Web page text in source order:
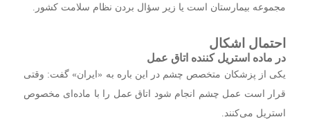
مجموعه بیمارستان است یا زیر سؤال بردن نظام سلامت کشور.
احتمال اشکال
در ماده استریل کننده اتاق عمل
یکی از پزشکان متخصص چشم در این باره به «ایران» گفت: وقتی
قرار است عمل چشم انجام شود اتاق عمل را با ماده‌ای مخصوص
استریل می‌کنند.